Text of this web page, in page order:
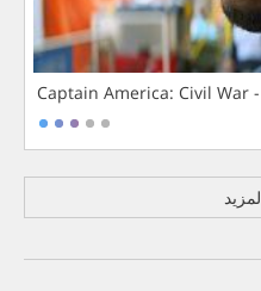
Captain America: Civil War